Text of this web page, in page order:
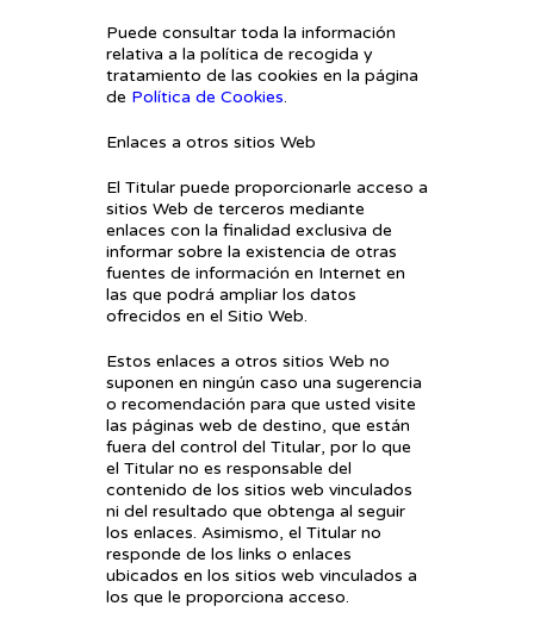
Puede consultar toda la información
relativa a la política de recogida y
tratamiento de las cookies en la página
de Política de Cookies.
Enlaces a otros sitios Web
El Titular puede proporcionarle acceso a
sitios Web de terceros mediante
enlaces con la finalidad exclusiva de
informar sobre la existencia de otras
fuentes de información en Internet en
las que podrá ampliar los datos
ofrecidos en el Sitio Web.
Estos enlaces a otros sitios Web no
suponen en ningún caso una sugerencia
o recomendación para que usted visite
las páginas web de destino, que están
fuera del control del Titular, por lo que
el Titular no es responsable del
contenido de los sitios web vinculados
ni del resultado que obtenga al seguir
los enlaces. Asimismo, el Titular no
responde de los links o enlaces
ubicados en los sitios web vinculados a
los que le proporciona acceso.